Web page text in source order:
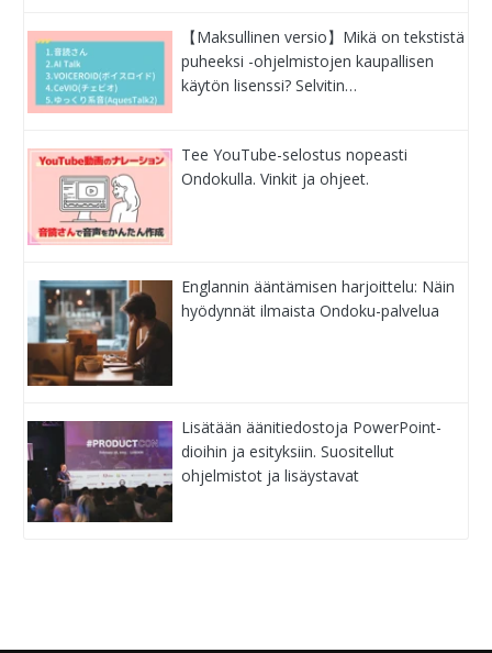
【Maksullinen versio】Mikä on tekstistä
puheeksi -ohjelmistojen kaupallisen
käytön lisenssi? Selvitin…
Tee YouTube-selostus nopeasti
Ondokulla. Vinkit ja ohjeet.
Englannin ääntämisen harjoittelu: Näin
hyödynnät ilmaista Ondoku-palvelua
Lisätään äänitiedostoja PowerPoint-
dioihin ja esityksiin. Suositellut
ohjelmistot ja lisäystavat